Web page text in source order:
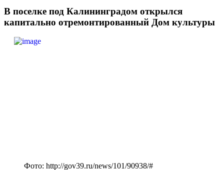
В поселке под Калининградом открылся
капитально отремонтированный Дом культуры
Фото: http://gov39.ru/news/101/90938/#